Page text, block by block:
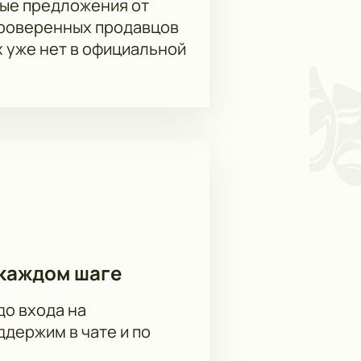
заказов, полностью
адрес. Официальные билеты
При желании их можно
в столице! Бронируйте места
предложения от
продавцов
нет в официальной
шаге
входа на
в чате и по